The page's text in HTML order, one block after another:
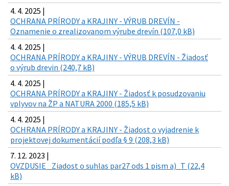
4. 4. 2025 |
OCHRANA PRÍRODY a KRAJINY - VÝRUB DREVÍN -
Oznamenie o zrealizovanom výrube drevín (107,0 kB)
4. 4. 2025 |
OCHRANA PRÍRODY a KRAJINY - VÝRUB DREVÍN - Žiadosť
o výrub drevin (240,7 kB)
4. 4. 2025 |
OCHRANA PRÍRODY a KRAJINY - Žiadosť k posudzovaniu
vplyvov na ŽP a NATURA 2000 (185,5 kB)
4. 4. 2025 |
OCHRANA PRÍRODY a KRAJINY - Žiadost o vyjadrenie k
projektovej dokumentácií podľa § 9 (208,3 kB)
7. 12. 2023 |
OVZDUSIE _Ziadost o suhlas par27 ods 1 pism a)_T (22,4
kB)